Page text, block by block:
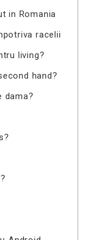
in Romania
racelii
living?
hand?
dama?